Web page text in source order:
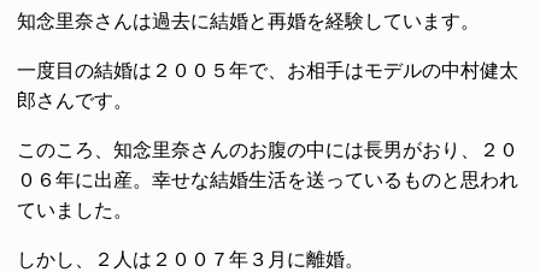
知念里奈さんは過去に結婚と再婚を経験しています。
一度目の結婚は２００５年で、お相手はモデルの中村健太
郎さんです。
このころ、知念里奈さんのお腹の中には長男がおり、２０
０６年に出産。幸せな結婚生活を送っているものと思われ
ていました。
しかし、２人は２００７年３月に離婚。